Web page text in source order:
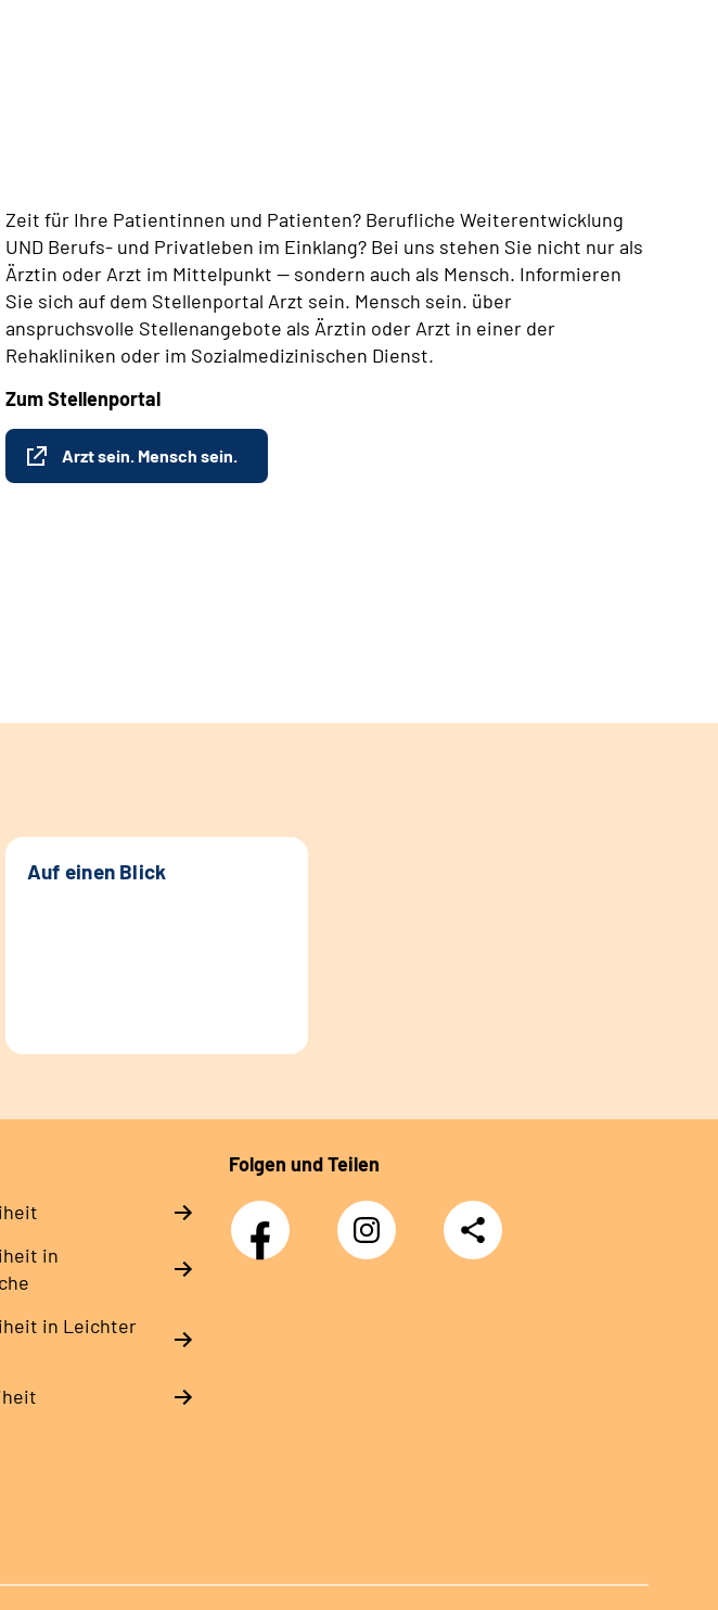
Zeit für Ihre Patientinnen und Patienten? Berufliche Weiterentwicklung
UND Berufs- und Privatleben im Einklang? Bei uns stehen Sie nicht nur als
Ärztin oder Arzt im Mittelpunkt — sondern auch als Mensch. Informieren
Sie sich auf dem Stellenportal Arzt sein. Mensch sein. über
anspruchsvolle Stellenangebote als Ärztin oder Arzt in einer der
Rehakliniken oder im Sozialmedizinischen Dienst.
Zum Stellenportal
Arzt sein. Mensch sein.
Auf einen Blick
in
in Leichter
Folgen und Teilen
Facebook
Klinik
Sonnenblick
Instagram
Klinik
Sonnenblick
Teilen